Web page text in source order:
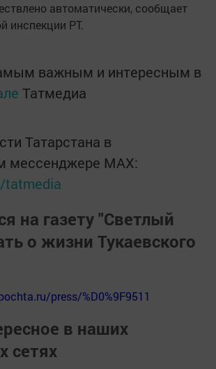
автоматически, сообщает
инспекции РТ.
важным и интересным в
Татмедиа
Татарстана в
мессенджере MАХ:
tatmedia
на газету "Светлый
о жизни Тукаевского
press/%D0%9F9511
в наших
сетях